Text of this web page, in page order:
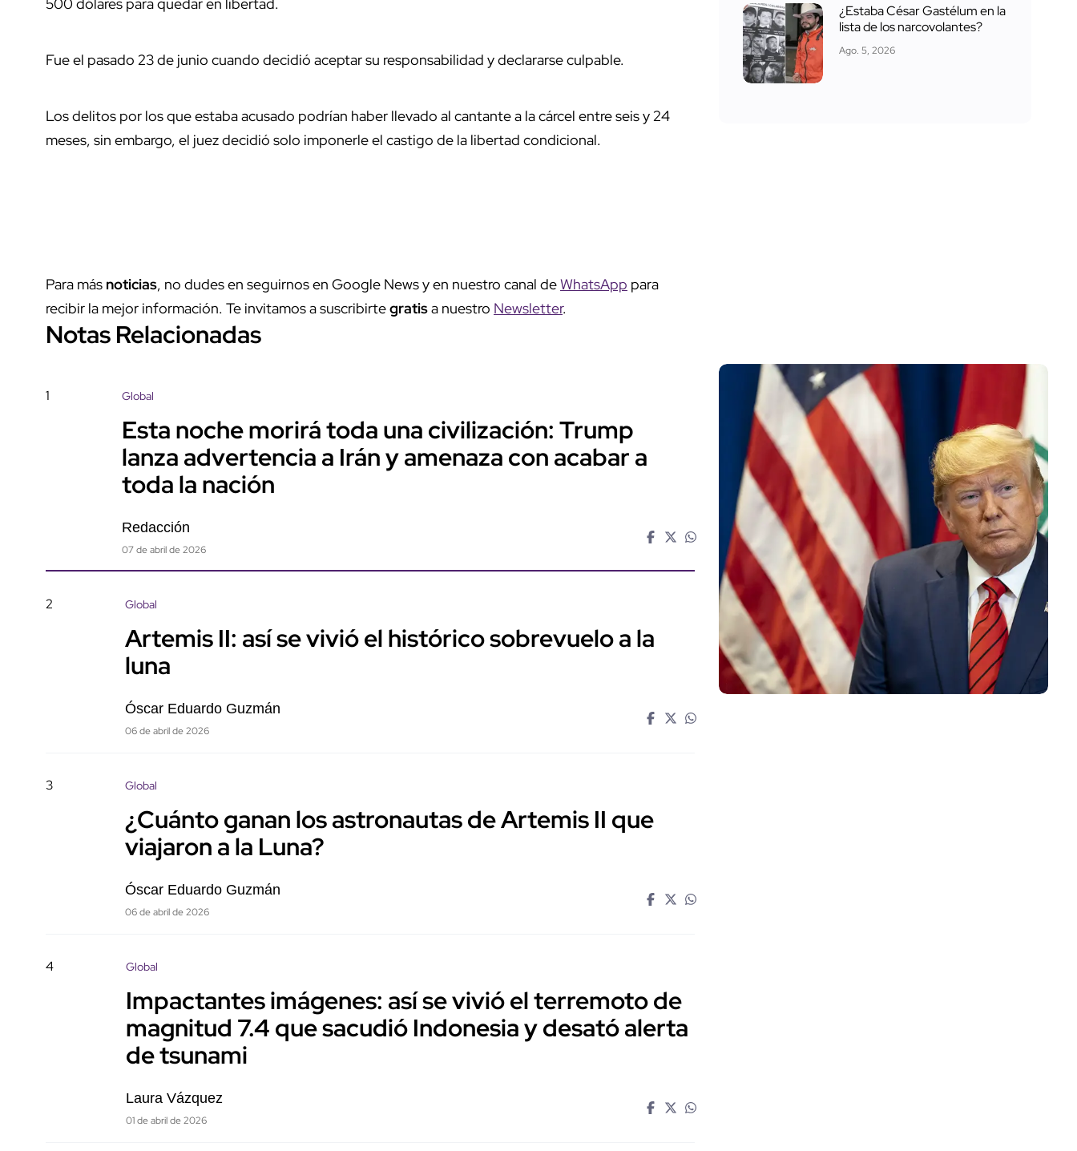
Fue el pasado 23 de junio cuando decidió aceptar su responsabilidad y declararse culpable.
Los delitos por los que estaba acusado podrían haber llevado al cantante a la cárcel entre seis y 24
meses, sin embargo, el juez decidió solo imponerle el castigo de la libertad condicional.
Para más noticias, no dudes en seguirnos en Google News y en nuestro canal deWhatsApp para
recibir la mejor información. Te invitamos a suscribirtegratisa nuestro Newsletter.
Notas Relacionadas
1 Global
Esta noche morirá toda una civilización: Trump
lanza advertencia a Irán y amenaza con acabar a
toda la nación
Redacción
07 de abril de 2026
2 Global
Artemis II: así se vivió el histórico sobrevuelo a la
luna
Óscar Eduardo Guzmán
06 de abril de 2026
3 Global
¿Cuánto ganan los astronautas de Artemis II que
viajaron a la Luna?
Óscar Eduardo Guzmán
06 de abril de 2026
4 Global
Impactantes imágenes: así se vivió el terremoto de
magnitud 7.4 que sacudió Indonesia y desató alerta
de tsunami
Laura Vázquez
01 de abril de 2026
¿Estaba César Gastélum en la
lista de los narcovolantes?
Ago. 5, 2026